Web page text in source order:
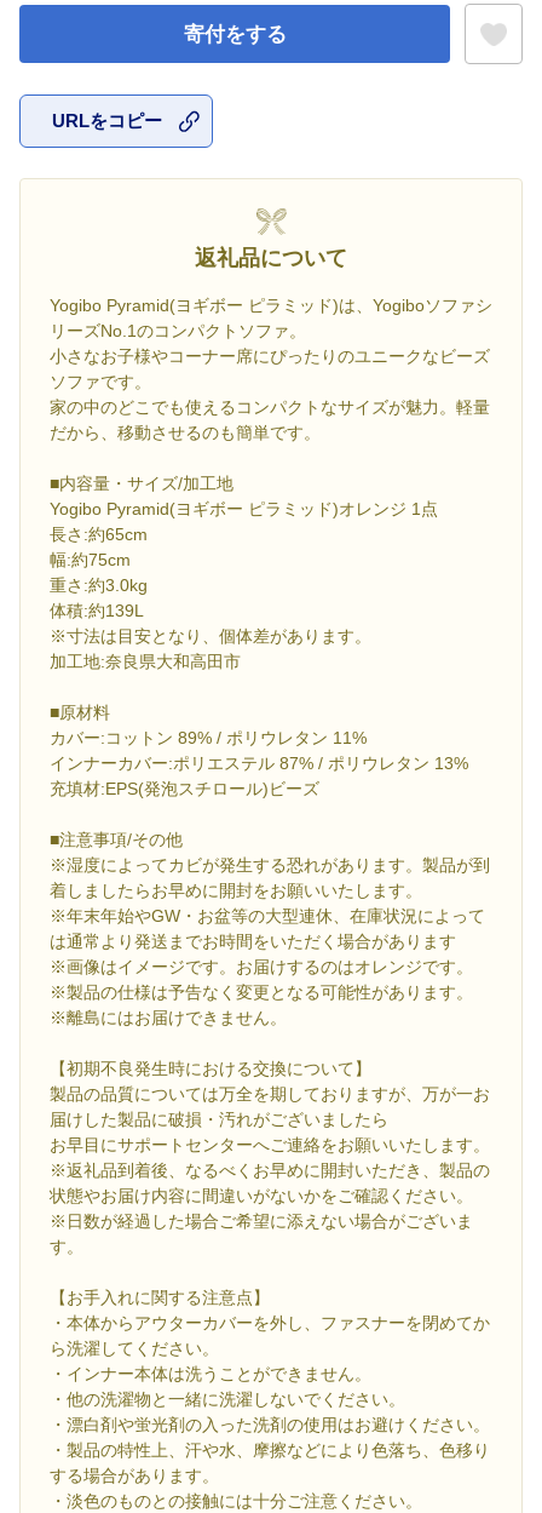
寄付をする
URLをコピー
返礼品について
Yogibo Pyramid(ヨギボー ピラミッド)は、Yogiboソファシ
リーズNo.1のコンパクトソファ。
小さなお子様やコーナー席にぴったりのユニークなビーズ
ソファです。
家の中のどこでも使えるコンパクトなサイズが魅力。軽量
だから、移動させるのも簡単です。
■内容量・サイズ/加工地
Yogibo Pyramid(ヨギボー ピラミッド)オレンジ 1点
長さ:約65cm
幅:約75cm
重さ:約3.0kg
体積:約139L
※寸法は目安となり、個体差があります。
加工地:奈良県大和高田市
■原材料
カバー:コットン 89% / ポリウレタン 11%
インナーカバー:ポリエステル 87% / ポリウレタン 13%
充填材:EPS(発泡スチロール)ビーズ
■注意事項/その他
※湿度によってカビが発生する恐れがあります。製品が到
着しましたらお早めに開封をお願いいたします。
※年末年始やGW・お盆等の大型連休、在庫状況によって
は通常より発送までお時間をいただく場合があります
※画像はイメージです。お届けするのはオレンジです。
※製品の仕様は予告なく変更となる可能性があります。
※離島にはお届けできません。
【初期不良発生時における交換について】
製品の品質については万全を期しておりますが、万が一お
届けした製品に破損・汚れがございましたら
お早目にサポートセンターへご連絡をお願いいたします。
※返礼品到着後、なるべくお早めに開封いただき、製品の
状態やお届け内容に間違いがないかをご確認ください。
※日数が経過した場合ご希望に添えない場合がございま
す。
【お手入れに関する注意点】
・本体からアウターカバーを外し、ファスナーを閉めてか
ら洗濯してください。
・インナー本体は洗うことができません。
・他の洗濯物と一緒に洗濯しないでください。
・漂白剤や蛍光剤の入った洗剤の使用はお避けください。
・製品の特性上、汗や水、摩擦などにより色落ち、色移り
する場合があります。
・淡色のものとの接触には十分ご注意ください。